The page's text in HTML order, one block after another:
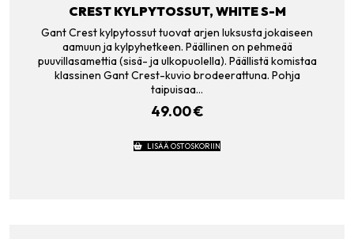
CREST KYLPYTOSSUT, WHITE S-M
Gant Crest kylpytossut tuovat arjen luksusta jokaiseen
aamuun ja kylpyhetkeen. Päällinen on pehmeää
puuvillasamettia (sisä- ja ulkopuolella). Päällistä komistaa
klassinen Gant Crest-kuvio brodeerattuna. Pohja
taipuisaa…
49.00€
LISÄÄ OSTOSKORIIN